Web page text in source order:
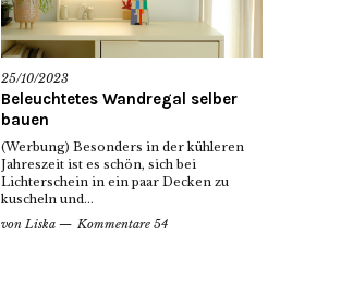
25/10/2023
Beleuchtetes Wandregal selber
bauen
(Werbung) Besonders in der kühleren
Jahreszeit ist es schön, sich bei
Lichterschein in ein paar Decken zu
kuscheln und...
von Liska Kommentare 54